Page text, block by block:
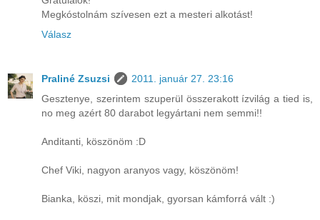
Megkóstolnám szívesen ezt a mesteri alkotást!
Válasz
Praliné Zsuzsi
2011. január 27. 23:16
Gesztenye, szerintem szuperül összerakott ízvilág a tied is,
no meg azért 80 darabot legyártani nem semmi!!
Anditanti, köszönöm :D
Chef Viki, nagyon aranyos vagy, köszönöm!
Bianka, köszi, mit mondjak, gyorsan kámforrá vált :)